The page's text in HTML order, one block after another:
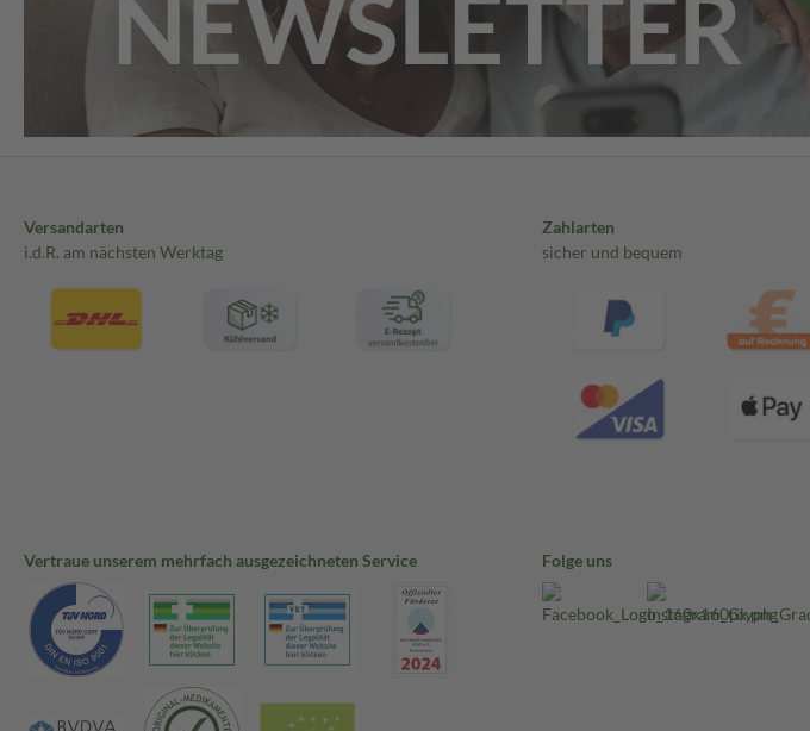
Versandarten
i.d.R. am nächsten Werktag
Zahlarten
sicher und bequem
Vertraue unserem mehrfach ausgezeichneten Service Folge uns